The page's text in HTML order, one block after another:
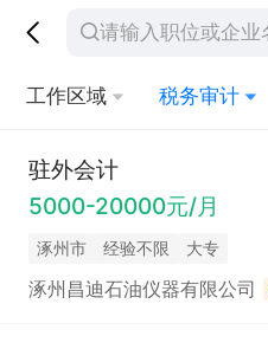
工作区域 税务审计
驻外会计
5000-20000元/月
涿州市 经验不限 大专
涿州昌迪石油仪器有限公司